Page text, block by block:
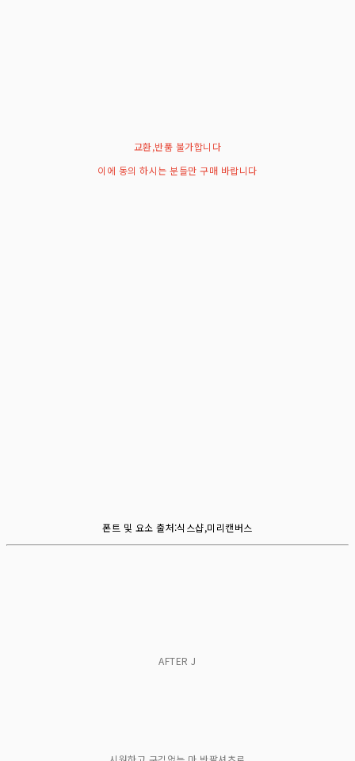
교환,반품 불가합니다
이에 동의 하시는 분들만 구매 바랍니다
폰트 및 요소 출처:식스샵,미리캔버스
AFTER J